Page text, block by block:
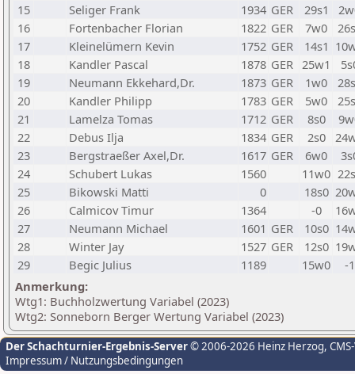
15
Seliger Frank 1934 GER 29s1
16
Fortenbacher Florian 1822 GER 7w0
17
Kleinelümern Kevin 1752 GER 14s1
18
Kandler Pascal 1878 GER 25w1
19
Neumann Ekkehard,Dr. 1873 GER 1w0
20
Kandler Philipp 1783 GER 5w0
21
Lamelza Tomas 1712 GER 8s0
22
Debus Ilja 1834 GER 2s0
23
Bergstraeßer Axel,Dr. 1617 GER 6w0
24
Schubert Lukas 1560 11w0
25
Bikowski Matti 0 18s0
26
Calmicov Timur 1364 -0
27
Neumann Michael 1601 GER 10s0
28
Winter Jay 1527 GER 12s0
29
Begic Julius 1189 15w0
-1
Anmerkung:
Wtg1: Buchholzwertung Variabel (2023)
Wtg2: Sonneborn Berger Wertung Variabel (2023)
Der Schachturnier-Ergebnis-Server© 2006-2026 Heinz Herzog,
Impressum / Nutzungsbedingungen